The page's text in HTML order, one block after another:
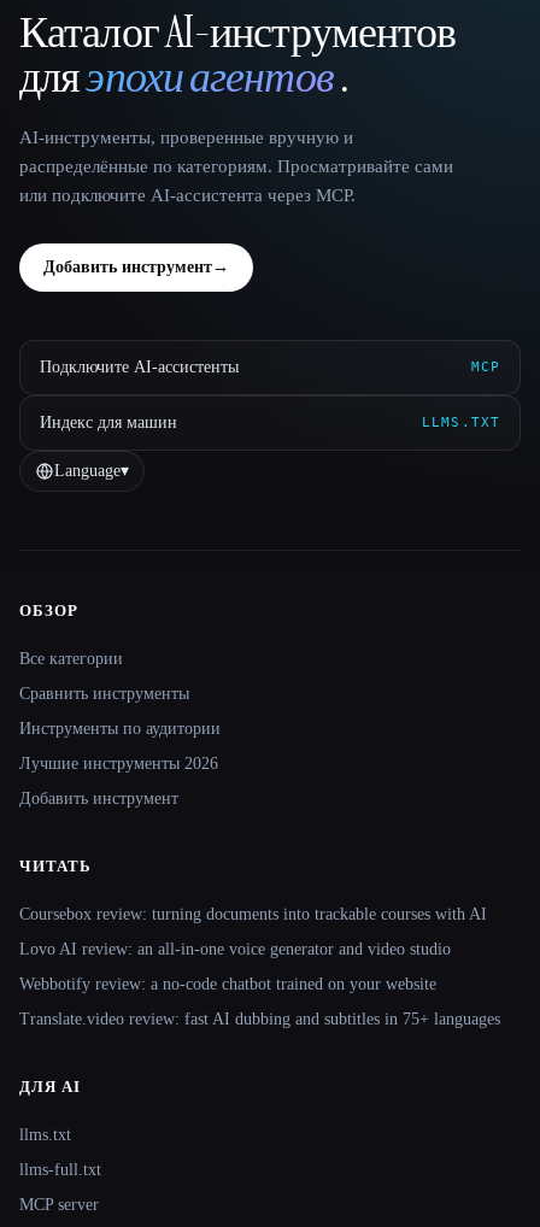
That AI Collection
Каталог AI-инструментов
дляэпохи агентов.
AI-инструменты, проверенные вручную и
распределённые по категориям. Просматривайте сами
или подключите AI-ассистента через MCP.
Добавить инструмент→
Подключите AI-ассистенты MCP
Индекс для машин LLMS.TXT
Language▾
Site navigation
ОБЗОР
Все категории
Сравнить инструменты
Инструменты по аудитории
Лучшие инструменты 2026
Добавить инструмент
ЧИТАТЬ
Coursebox review: turning documents into trackable courses with AI
Lovo AI review: an all-in-one voice generator and video studio
Webbotify review: a no-code chatbot trained on your website
Translate.video review: fast AI dubbing and subtitles in 75+ languages
ДЛЯ AI
llms.txt
llms-full.txt
MCP server